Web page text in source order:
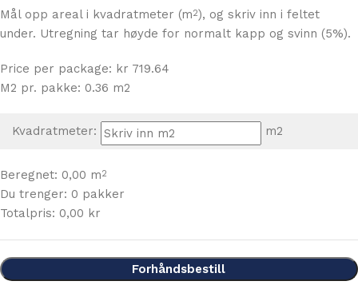
Mål opp areal i kvadratmeter (m2), og skriv inn i feltet
under. Utregning tar høyde for normalt kapp og svinn (5%).
Price per package: kr 719.64
M2 pr. pakke: 0.36 m2
Kvadratmeter: m2
Beregnet: 0,00 m2
Du trenger: 0 pakker
Totalpris: 0,00 kr
Forhåndsbestill